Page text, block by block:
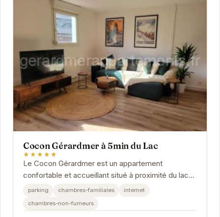
Cocon Gérardmer à 5min du Lac
★★★★★
Le Cocon Gérardmer est un appartement
confortable et accueillant situé à proximité du lac
de Gérardmer. Il offre un cadre idéal pour un
parking chambres-familiales
internet
chambres-non-fumeurs